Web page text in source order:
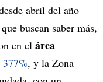
abril del año
buscan saber más,
en el área
377%, y la Zona